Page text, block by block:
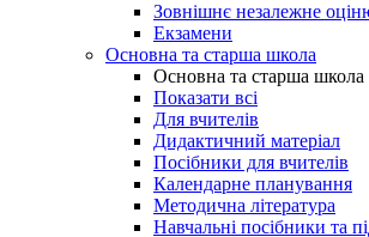
Зовнішнє незалежне
Екзамени
Основна та старша школа
Основна та старша школа
Показати всі
Для вчителів
Дидактичний матеріал
Посібники для вчителів
Календарне планування
Методична література
Навчальні посібники та